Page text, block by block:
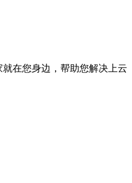
在您身边，帮助您解决上云